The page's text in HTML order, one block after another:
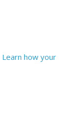
Learn how your